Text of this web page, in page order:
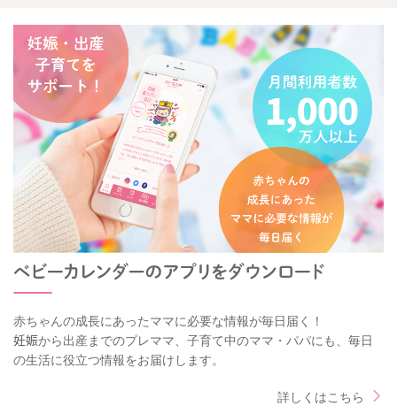
赤ちゃんの成長にあったママに必要な情報が毎日届く！
妊娠から出産までのプレママ、子育て中のママ・パパにも、毎日
の生活に役立つ情報をお届けします。
詳しくはこちら